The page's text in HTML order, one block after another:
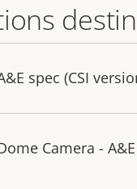
spec (CSI
Camera -